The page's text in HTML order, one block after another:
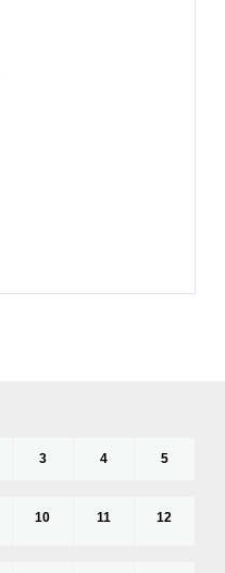
3 4 5
10 11 12